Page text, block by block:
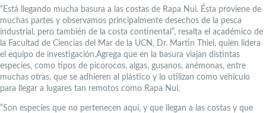
“Está llegando mucha basura a las costas de Rapa Nui. Ésta proviene de
muchas partes y observamos principalmente desechos de la pesca
industrial, pero también de la costa continental”, resalta el académico de
la Facultad de Ciencias del Mar de la UCN, Dr. Martin Thiel, quien lidera
el equipo de investigación.Agrega que en la basura viajan distintas
especies, como tipos de picorocos, algas, gusanos, anémonas, entre
muchas otras, que se adhieren al plástico y lo utilizan como vehículo
para llegar a lugares tan remotos como Rapa Nui.
“Son especies que no pertenecen aquí, y que llegan a las costas y que